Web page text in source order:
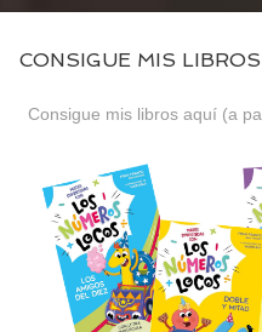
CONSIGUE MIS LIBROS
Consigue mis libros aquí (a